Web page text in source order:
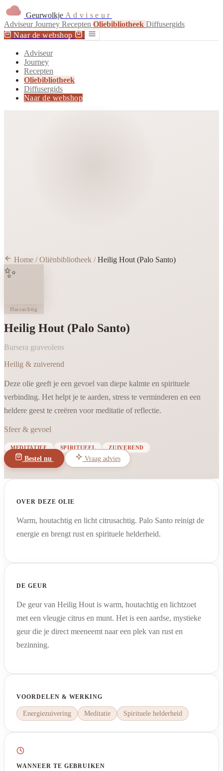
Geurwolkje Adviseur
AdviseurJourney Recepten Oliebibliotheek Diffusergids
Naar de webshop
Adviseur
Journey
Recepten
Oliebibliotheek
Diffusergids
Naar de webshop
Home / Oliënbibliotheek / Heilig Hout (Palo Santo)
✨
Harsachtig
Heilig Hout (Palo Santo)
Bursera graveolens
Heilig & zuiverend
Deze olie geeft je een gevoel van diepe kalmte en spirituele
verbinding. Het helpt je te aarden, stress te verminderen en een
heldere geest te creëren voor meditatie of reflectie.
Sfeer & gevoel
MEDITATIEF SPIRITUEEL ZUIVEREND
Bestel nu Vraag advies
OVER DEZE OLIE
Warm, houtachtig en licht citrusachtig. Palo Santo reinigt de
energie en brengt rust en spirituele helderheid.
DE GEUR
De geur van Heilig Hout is warm, houtachtig en lichtzoet
met een vleugje citrus en munt. Het is een aardse, mystieke
geur die je direct meeneemt naar een plek van rust en
bezinning.
VOORDELEN & WERKING
Energiezuivering Meditatie Spirituele helderheid
WANNEER TE GEBRUIKEN